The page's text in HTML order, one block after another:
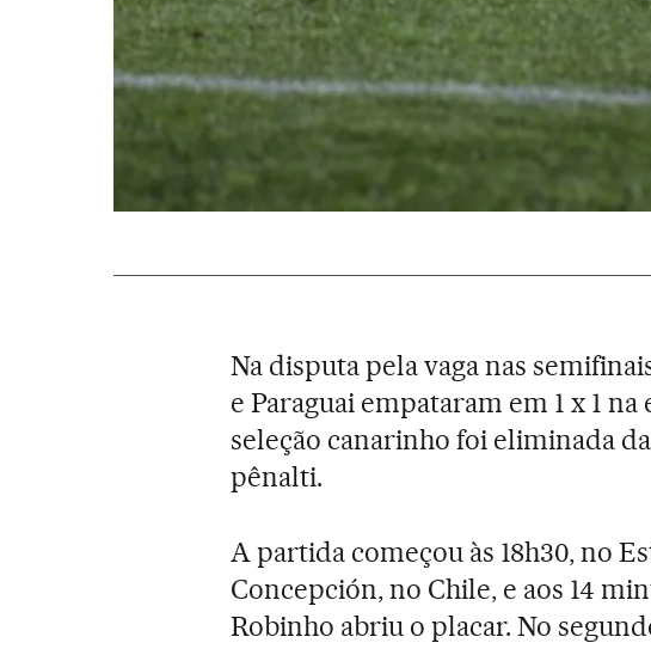
Na disputa pela vaga nas
e Paraguai empataram em 1 x 1
seleção canarinho foi eliminada
pênalti.
A partida começou às 18h30, no
Concepción, no Chile, e aos 14
Robinho abriu o placar. No